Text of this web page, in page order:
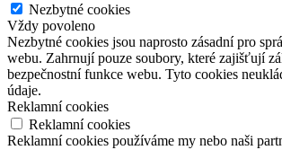
Nezbytné cookies
Vždy povoleno
Nezbytné cookies jsou naprosto zásadní pro
webu. Zahrnují pouze soubory, které zajišťují
bezpečnostní funkce webu. Tyto cookies
údaje.
Reklamní cookies
Reklamní cookies
Reklamní cookies používáme my nebo naši